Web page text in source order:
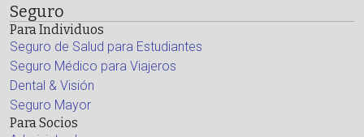
Seguro
Para Individuos
Seguro de Salud para Estudiantes
Seguro Médico para Viajeros
Dental & Visión
Seguro Mayor
Para Socios